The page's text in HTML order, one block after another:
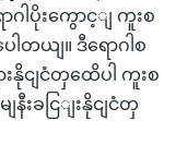
ာဂါပိုးကွောင့ျ ကူးစ
ယျ။ ဒီရောဂါစ
နိုငျငံတှထေိပါ ကူးစ
နီးခငြျးနိုငျငံတှ